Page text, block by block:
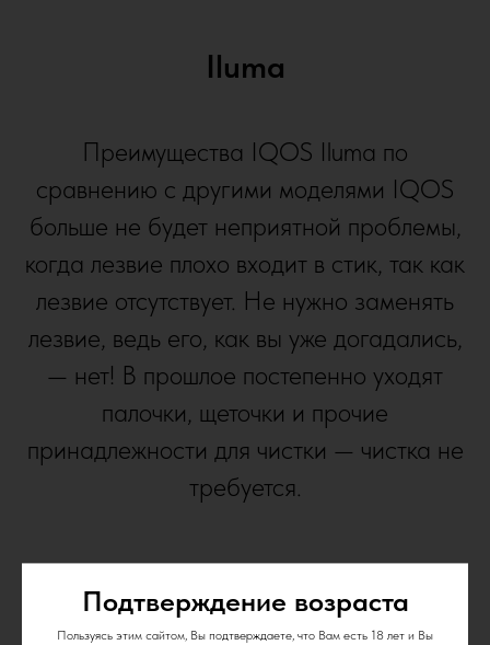
Подтверждение возраста
Пользуясь этим сайтом, Вы подтверждаете, что Вам есть 18 лет и Вы
Iluma
Преимущества IQOS Iluma по
сравнению с другими моделями IQOS
больше не будет неприятной проблемы,
когда лезвие плохо входит в стик, так как
лезвие отсутствует. Не нужно заменять
лезвие, ведь его, как вы уже догадались,
— нет! В прошлое постепенно уходят
палочки, щеточки и прочие
принадлежности для чистки — чистка не
требуется.